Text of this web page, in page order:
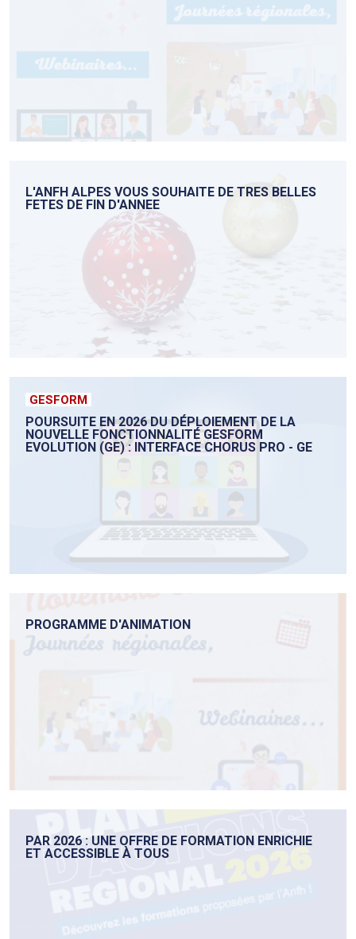
L'ANFH ALPES VOUS SOUHAITE DE TRES BELLES
FETES DE FIN D'ANNEE
GESFORM
POURSUITE EN 2026 DU DÉPLOIEMENT DE LA
NOUVELLE FONCTIONNALITÉ GESFORM
EVOLUTION (GE) : INTERFACE CHORUS PRO - GE
PROGRAMME D'ANIMATION
PAR 2026 : UNE OFFRE DE FORMATION ENRICHIE
ET ACCESSIBLE À TOUS